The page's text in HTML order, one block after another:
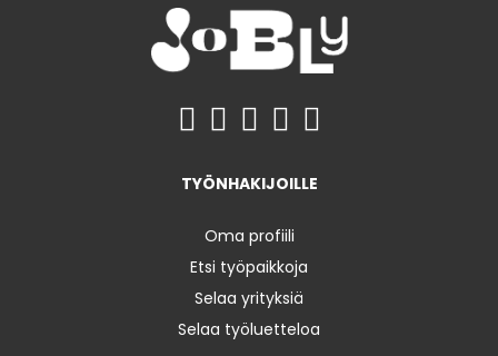
TYÖNHAKIJOILLE
Oma profiili
Etsi työpaikkoja
Selaa yrityksiä
Selaa työluetteloa